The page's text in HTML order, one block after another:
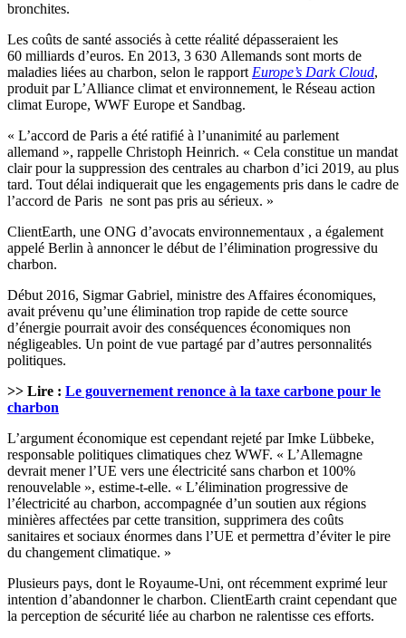
bronchites.
Les coûts de santé associés à cette réalité dépasseraient les
60 milliards d’euros. En 2013, 3 630 Allemands sont morts de
maladies liées au charbon, selon le rapport Europe’s Dark Cloud,
produit par L’Alliance climat et environnement, le Réseau action
climat Europe, WWF Europe et Sandbag.
« L’accord de Paris a été ratifié à l’unanimité au parlement
allemand », rappelle Christoph Heinrich. « Cela constitue un mandat
clair pour la suppression des centrales au charbon d’ici 2019, au plus
tard. Tout délai indiquerait que les engagements pris dans le cadre de
l’accord de Paris ne sont pas pris au sérieux. »
ClientEarth, une ONG d’avocats environnementaux , a également
appelé Berlin à annoncer le début de l’élimination progressive du
charbon.
Début 2016, Sigmar Gabriel, ministre des Affaires économiques,
avait prévenu qu’une élimination trop rapide de cette source
d’énergie pourrait avoir des conséquences économiques non
négligeables. Un point de vue partagé par d’autres personnalités
politiques.
>> Lire : Le gouvernement renonce à la taxe carbone pour le
charbon
L’argument économique est cependant rejeté par Imke Lübbeke,
responsable politiques climatiques chez WWF. « L’Allemagne
devrait mener l’UE vers une électricité sans charbon et 100%
renouvelable », estime-t-elle. « L’élimination progressive de
l’électricité au charbon, accompagnée d’un soutien aux régions
minières affectées par cette transition, supprimera des coûts
sanitaires et sociaux énormes dans l’UE et permettra d’éviter le pire
du changement climatique. »
Plusieurs pays, dont le Royaume-Uni, ont récemment exprimé leur
intention d’abandonner le charbon. ClientEarth craint cependant que
la perception de sécurité liée au charbon ne ralentisse ces efforts.